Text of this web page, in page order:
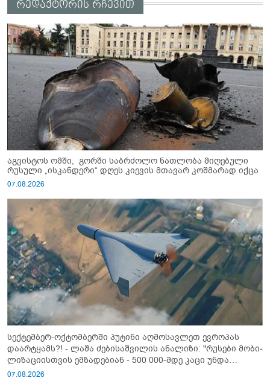
რედაქტორის რჩევით
აგვისტოს ომში, გორში საბრძოლო ნათლობა მიღებული
რუსული „ისკანდერი“ დღეს კიევის მთავარ კოშმარად იქცა
07.08.2026
სექტემბერ-ოქტომბერში პუტინი აღმოსავლეთ ევროპას
დაარტყამს?! - ლაშა ძებისაშვილის ანალიზი: "რუსები მობი­
ლიზაციისთვის ემზადებიან - 500 000-მდე კაცი უნდა
გაიწვიონ ომში"
07.08.2026